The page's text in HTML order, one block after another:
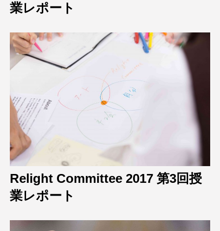
業レポート
Relight Committee 2017 第3回授
業レポート